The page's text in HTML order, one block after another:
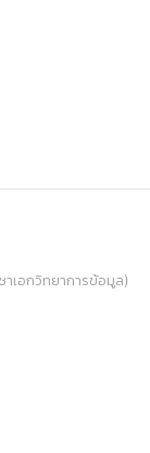
เอกวิทยาการข้อมูล)